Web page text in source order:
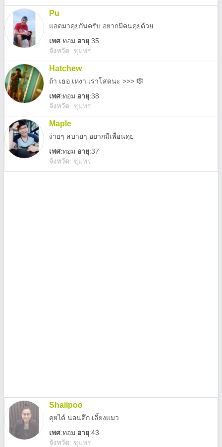
Pu
แอดมาคุยกันครับ อยากมีคนคุยด้วย
เพศ:ทอม อายุ:35
จังหวัด: ชุมพร
Hatchew
ถ้า เธอ เหงา เราโสดนะ >>> 🎼
เพศ:ทอม อายุ:38
จังหวัด: ชุมพร
Maple
ง่ายๆ สบายๆ อยากมีเพื่อนคุย
เพศ:ทอม อายุ:37
จังหวัด: ชุมพร
Shaiipoo
คุยได้ นอนดึก เลี้ยงแมว
เพศ:ทอม อายุ:43
จังหวัด: ชุมพร